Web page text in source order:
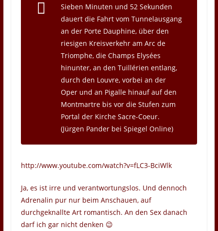
Sieben Minuten und 52 Sekunden
dauert die Fahrt vom Tunnelausgang
an der Porte Dauphine, über den
riesigen Kreisverkehr am Arc de
Triomphe, die Champs Elysées
hinunter, an den Tuillérien entlang,
durch den Louvre, vorbei an der
Oper und an Pigalle hinauf auf den
Montmartre bis vor die Stufen zum
Portal der Kirche Sacre-Coeur.
(Jürgen Pander bei Spiegel Online)
http://www.youtube.com/watch?v=fLC3-BciWlk
Ja, es ist irre und verantwortungslos. Und dennoch
Adrenalin pur nur beim Anschauen, auf
durchgeknallte Art romantisch. An den Sex danach
darf ich gar nicht denken 😉